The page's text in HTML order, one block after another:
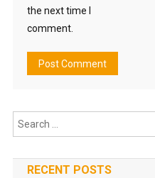
the next time I
comment.
RECENT POSTS